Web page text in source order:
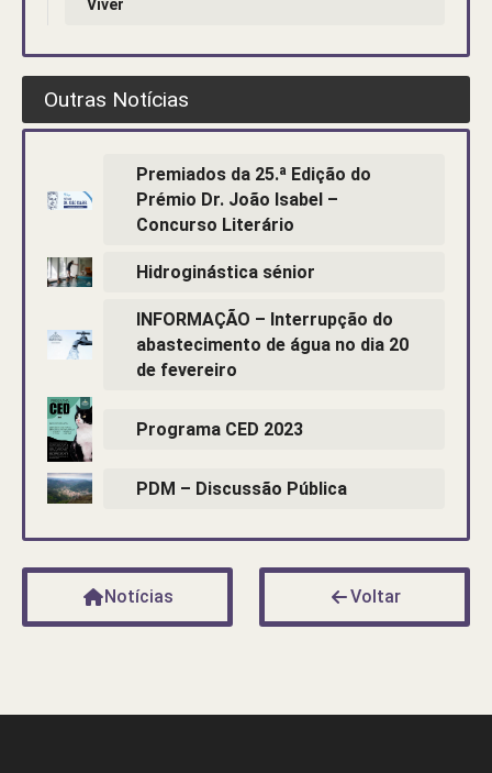
Viver
Outras Notícias
Premiados da 25.ª Edição do
Prémio Dr. João Isabel –
Concurso Literário
Hidroginástica sénior
INFORMAÇÃO – Interrupção do
abastecimento de água no dia 20
de fevereiro
Programa CED 2023
PDM – Discussão Pública
Notícias Voltar